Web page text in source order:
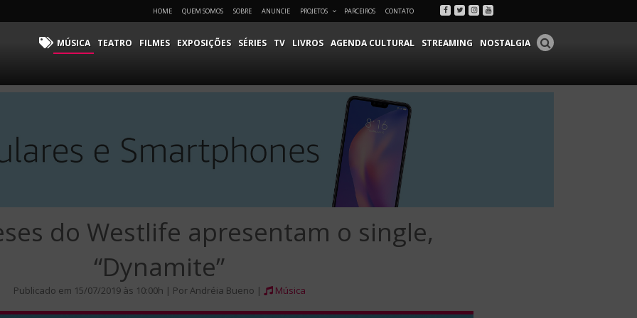
HOME QUEM SOMOS SOBRE ANUNCIE PROJETOS PARCEIROS CONTATO Facebook
Twitter
Instagram
Youtube
MÚSICA TEATRO FILMES EXPOSIÇÕES SÉRIES TV LIVROS AGENDA CULTURAL STREAMING NOSTALGIA
do Westlife apresentam o single,
“Dynamite”
Publicado em 15/07/2019 às 10:00h | Por Andréia Bueno | Música